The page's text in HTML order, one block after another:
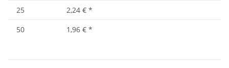
25
2,24 € *
50
1,96 € *